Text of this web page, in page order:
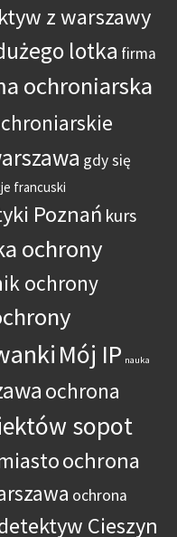
z warszawy
lotka firma
ochroniarska
gdy się
francuski
Poznań kurs
ochrony
ochrony
Mój IP nauka
ochrona
sopot
ochrona
ochrona
Cieszyn